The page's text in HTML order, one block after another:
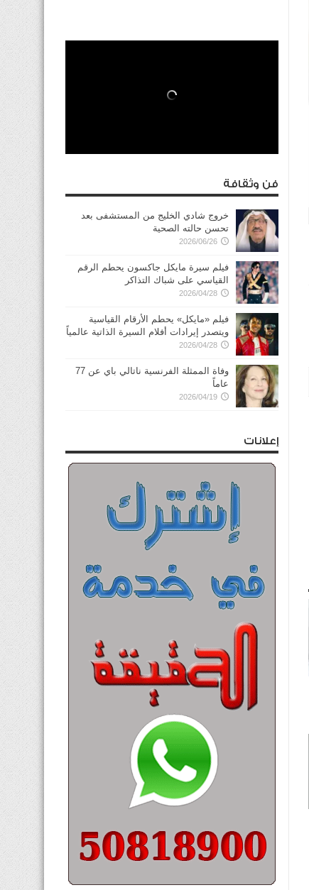
فن وثقافة
خروج شادي الخليج من المستشفى بعد
تحسن حالته الصحية
2026/06/26
فيلم سيرة مايكل جاكسون يحطم الرقم
القياسي على شباك التذاكر
2026/04/28
فيلم «مايكل» يحطم الأرقام القياسية
ويتصدر إيرادات أفلام السيرة الذاتية عالمياً
2026/04/28
وفاة الممثلة الفرنسية ناتالي باي عن 77
عاماً
2026/04/19
إعلانات